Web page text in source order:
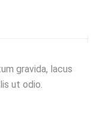
gravida, lacus
ut odio.